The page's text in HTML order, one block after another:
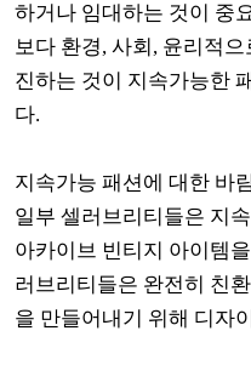
하거나 임대하는 것이 중
보다 환경, 사회, 윤리적
진하는 것이 지속가능한
다.
지속가능 패션에 대한 바
일부 셀러브리티들은 지
아카이브 빈티지 아이템
러브리티들은 완전히 친
을 만들어내기 위해 디자